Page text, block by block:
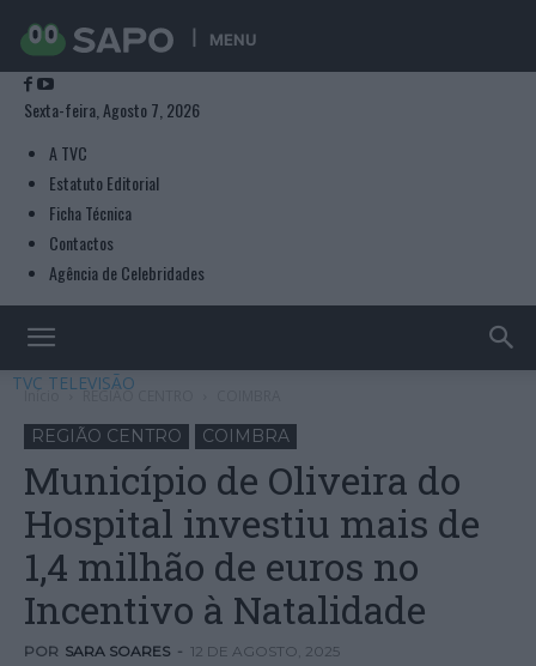
MENU
Sexta-feira, Agosto 7, 2026
A TVC
Estatuto Editorial
Ficha Técnica
Contactos
Agência de Celebridades
TVC TELEVISÃO
Início REGIÃO CENTRO
REGIÃO CENTRO COIMBRA
Município de Oliveira do
Hospital investiu mais de
1,4 milhão de euros no
Incentivo à Natalidade
POR SARA SOARES - 12 DE AGOSTO, 2025